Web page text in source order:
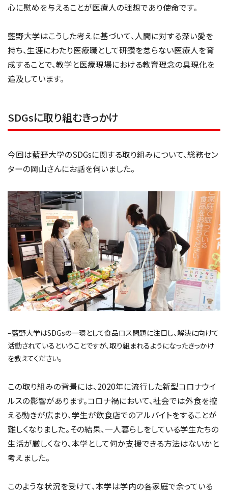
心に慰めを与えることが医療人の理想であり使命です。
藍野大学はこうした考えに基づいて、人間に対する深い愛を
持ち、生涯にわたり医療職として研鑽を怠らない医療人を育
成することで、教学と医療現場における教育理念の具現化を
追及しています。
SDGsに取り組むきっかけ
今回は藍野大学のSDGsに関する取り組みについて、総務セン
ターの岡山さんにお話を伺いました。
–藍野大学はSDGsの一環として食品ロス問題に注目し、解決に向けて
活動されているということですが、取り組まれるようになったきっかけ
を教えてください。
この取り組みの背景には、2020年に流行した新型コロナウイ
ルスの影響があります。コロナ禍において、社会では外食を控
える動きが広まり、学生が飲食店でのアルバイトをすることが
難しくなりました。その結果、一人暮らしをしている学生たちの
生活が厳しくなり、本学として何か支援できる方法はないかと
考えました。
このような状況を受けて、本学は学内の各家庭で余っている